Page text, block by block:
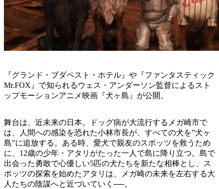
『グランド・ブダペスト・ホテル』や『ファンタスティック
Mr.FOX』で知られるウェス・アンダーソン監督によるスト
ップモーションアニメ映画『犬ヶ島』が公開。
舞台は、近未来の日本。ドッグ病が大流行するメガ崎市で
は、人間への感染を恐れた小林市長が、すべての犬を”犬ヶ
島”に追放する。ある時、愛犬で親友のスポッツを救うため
に、12歳の少年・アタリがたった一人で島に降り立つ。島で
出会った勇敢で心優しい5匹の犬たちを新たな相棒とし、ス
ポッツの探索を始めたアタリは、メガ崎の未来を左右する大
人たちの陰謀へと近づいていく──。